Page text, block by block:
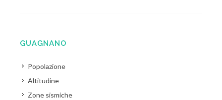
GUAGNANO
Popolazione
Altitudine
Zone sismiche